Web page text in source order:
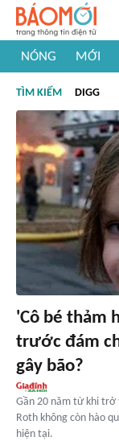
NÓNG MỚI
#Khám phá thế giới
TÌM KIẾM DIGG
'Cô bé thảm
trước đám
gây bão?
Gần 20 năm từ khi trở
Roth không còn hào
hiện tại.